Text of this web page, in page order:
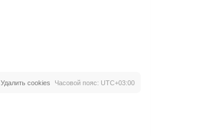
Часовой пояс: UTC+03:00
Удалить cookies